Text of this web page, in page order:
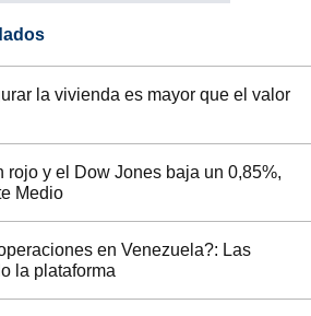
la vivienda es mayor que el valor
rojo y el Dow Jones baja un 0,85%,
Medio
en Venezuela?: Las
la plataforma